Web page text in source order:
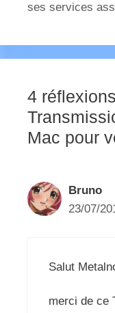
ses services
4
Mac pour
Bruno
23/07/
Salut
merci de ce